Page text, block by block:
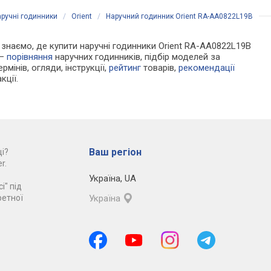
годинники / Orient / Наручний годинник Orient RA-AA0822L19B
де купити наручні годинники Orient RA-AA0822L19B
—порівняння наручних годинників, підбір моделей за
огляди, інструкції,рейтинг товарів,рекомендації
під
Ваш регіон
Україна, UA
Україна